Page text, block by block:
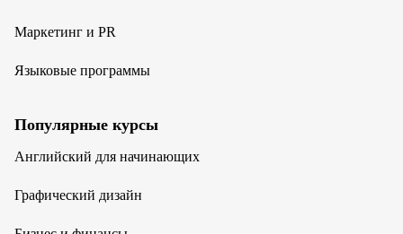
Маркетинг и PR
Языковые программы
Популярные курсы
Английский для начинающих
Графический дизайн